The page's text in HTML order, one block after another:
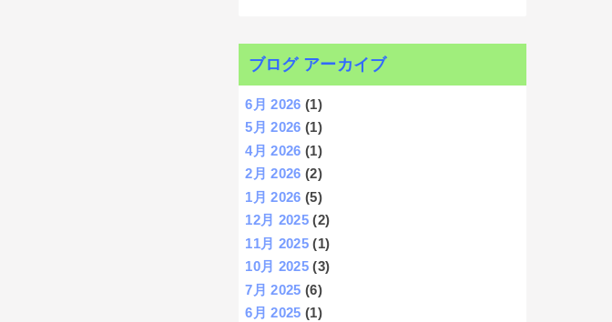
ブログ アーカイブ
6月 2026 (1)
5月 2026 (1)
4月 2026 (1)
2月 2026 (2)
1月 2026 (5)
12月 2025 (2)
11月 2025 (1)
10月 2025 (3)
7月 2025 (6)
6月 2025 (1)